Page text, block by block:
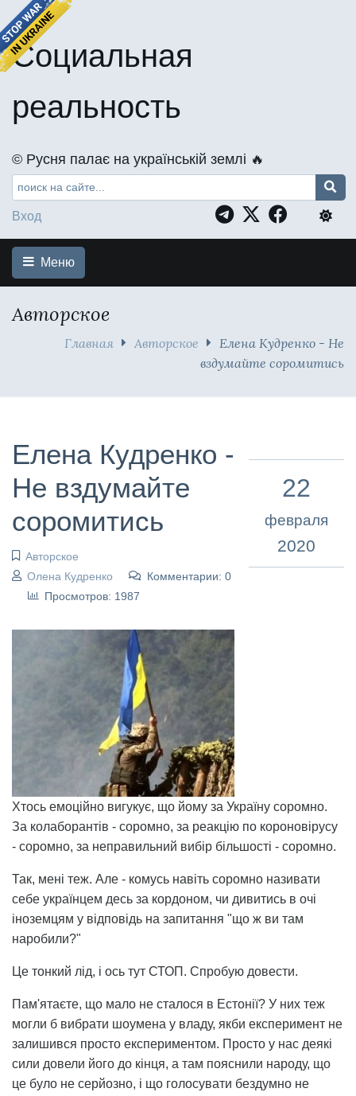
Социальная
реальность
©️ Русня палає на українській землі 🔥
Вход
Меню
Авторское
Главная Авторское
Елена Кудренко - Не
вздумайте соромитись
Елена Кудренко -
Не вздумайте
соромитись
Авторское
Олена Кудренко
Комментарии: 0
Просмотров: 1987
22
февраля
2020
Хтось емоційно вигукує, що йому за Україну соромно.
За колаборантів - соромно, за реакцію по короновірусу
- соромно, за неправильний вибір більшості - соромно.
Так, мені теж. Але - комусь навіть соромно називати
себе українцем десь за кордоном, чи дивитись в очі
іноземцям у відповідь на запитання "що ж ви там
наробили?"
Це тонкий лід, і ось тут СТОП. Спробую довести.
Пам'ятаєте, що мало не сталося в Естонії? У них теж
могли б вибрати шоумена у владу, якби експеримент не
залишився просто експериментом. Просто у нас деякі
сили довели його до кінця, а там пояснили народу, що
це було не серйозно, і що голосувати бездумно не